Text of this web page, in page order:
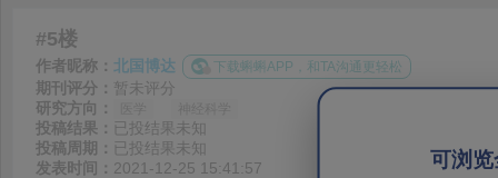
可浏
#5楼
作者昵称： 北国博达 下载蝌蝌APP，和TA沟通更轻松
期刊评分： 暂未评分
研究方向：
投稿结果： 已投结果未知
投稿周期： 已投结果未知
发表时间： 2021-12-25 15:41:57